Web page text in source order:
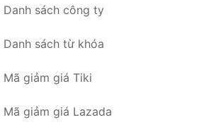
Danh sách công ty
Danh sách từ khóa
Mã giảm giá Tiki
Mã giảm giá Lazada